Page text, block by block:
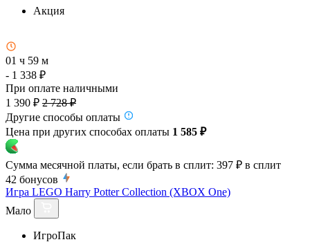
Акция
01 ч 59 м
- 1 338 ₽
При оплате наличными
1 390 ₽ 2 728 ₽
Другие способы оплаты
Цена при других способах оплаты 1 585 ₽
Сумма месячной платы, если брать в сплит: 397 ₽ в сплит
42 бонусов
Игра LEGO Harry Potter Collection (XBOX One)
Мало
ИгроПак